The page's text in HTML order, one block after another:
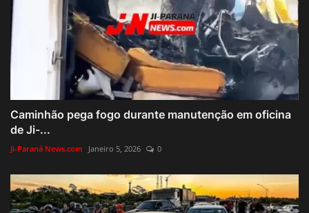
Caminhão pega fogo durante manutenção em oficina
de Ji-...
Ji-Paraná News.com Janeiro 5, 2026 0